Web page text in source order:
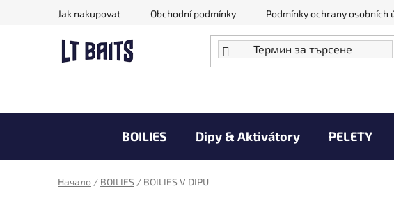
съдържанието
Jak nakupovat Obchodní podmínky Podmínky ochrany osobních
BOILIES Dipy & Aktivátory PELETY
Doprodej zboží za akční ceny
Начало / BOILIES / BOILIES V DIPU